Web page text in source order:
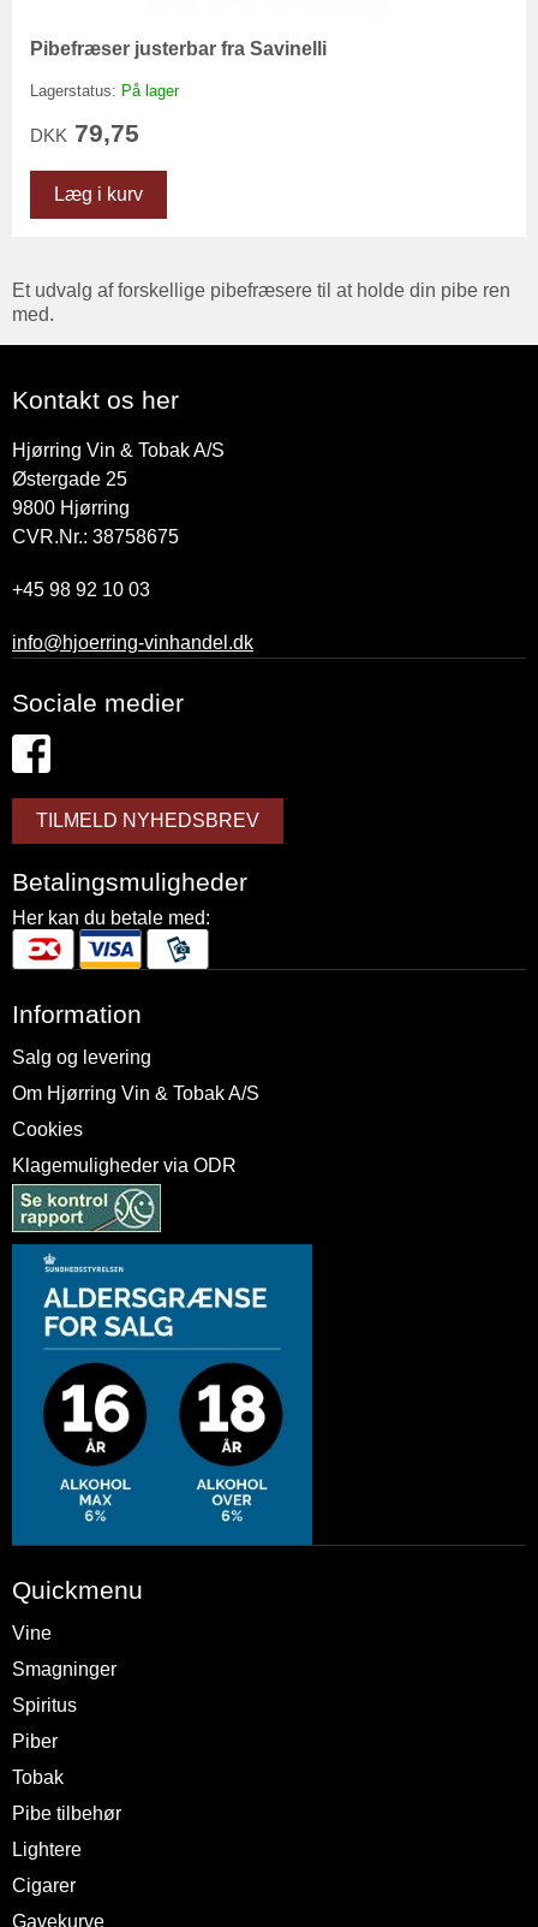
Pibefræser justerbar fra Savinelli
Lagerstatus: På lager
DKK 79,75
Læg i kurv
Et udvalg af forskellige pibefræsere til at holde din pibe ren
med.
Kontakt os her
Hjørring Vin & Tobak A/S
Østergade 25
9800 Hjørring
CVR.Nr.: 38758675
+45 98 92 10 03
info@hjoerring-vinhandel.dk
Sociale medier
TILMELD NYHEDSBREV
Betalingsmuligheder
Her kan du betale med:
Information
Salg og levering
Om Hjørring Vin & Tobak A/S
Cookies
Klagemuligheder via ODR
Quickmenu
Vine
Smagninger
Spiritus
Piber
Tobak
Pibe tilbehør
Lightere
Cigarer
Gavekurve